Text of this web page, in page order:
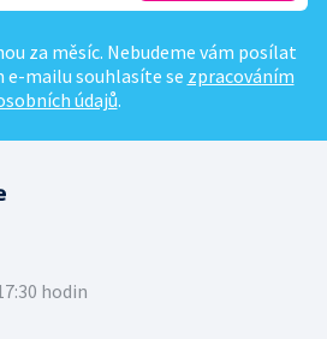
za měsíc. Nebudeme vám posílat
e-mailu souhlasíte se zpracováním
údajů.